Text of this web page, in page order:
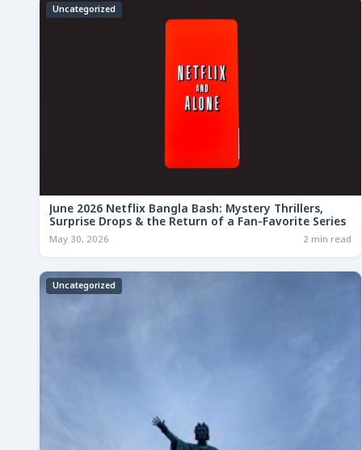
Uncategorized
June 2026 Netflix Bangla Bash: Mystery Thrillers,
Surprise Drops & the Return of a Fan‑Favorite Series
May 30, 2026 2 min read
Uncategorized